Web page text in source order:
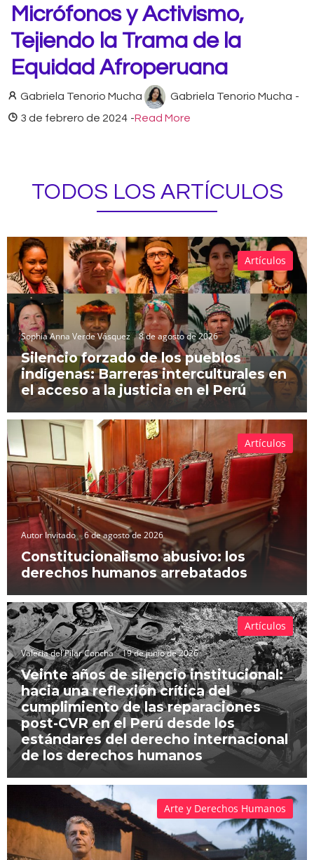
Micrófonos y Activismo,
Tejiendo la Trama de la
Equidad Afroperuana
Gabriela Tenorio Mucha Gabriela Tenorio Mucha -
3 de febrero de 2024 -Read More
TODOS LOS ARTÍCULOS
Sophia Anna Verde Vásquez 8 de agosto de 2026
Silencio forzado de los pueblos
indígenas: Barreras interculturales en
el acceso a la justicia en el Perú
Artículos
Autor Invitado 6 de agosto de 2026
Constitucionalismo abusivo: los
derechos humanos arrebatados
Artículos
Valeria del Pilar Concha 19 de junio de 2026
Veinte años de silencio institucional:
hacia una reflexión crítica del
cumplimiento de las reparaciones
post-CVR en el Perú desde los
estándares del derecho internacional
de los derechos humanos
Artículos
Arte y Derechos Humanos